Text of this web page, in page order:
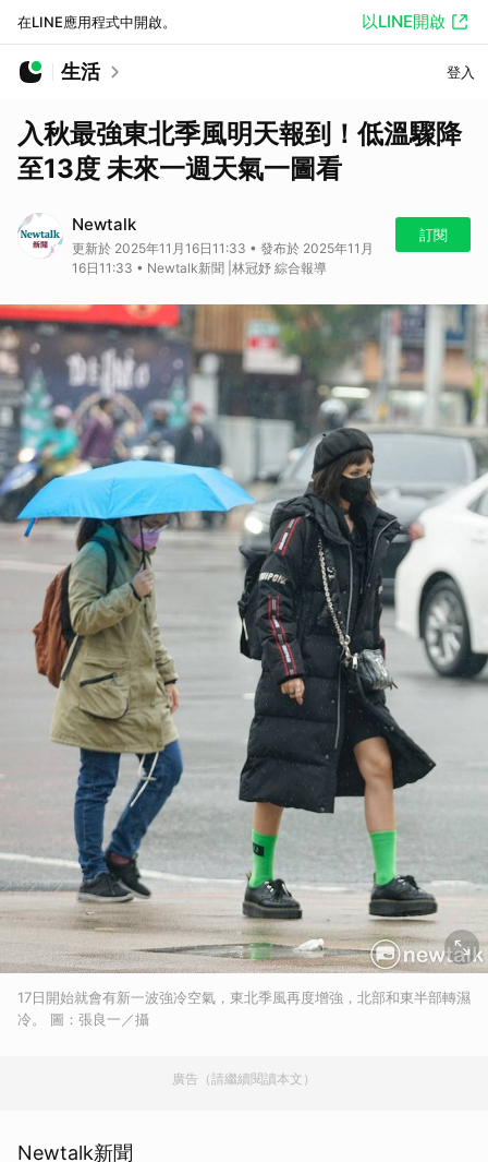
在LINE應用程式中開啟。 以LINE開啟
生活 登入
入秋最強東北季風明天報到！低溫驟降
至13度 未來一週天氣一圖看
Newtalk
更新於 2025年11月16日11:33 • 發布於 2025年11月
16日11:33 • Newtalk新聞 |林冠妤 綜合報導
訂閱
17日開始就會有新一波強冷空氣，東北季風再度增強，北部和東半部轉濕
冷。 圖：張良一／攝
廣告（請繼續閱讀本文）
Newtalk新聞